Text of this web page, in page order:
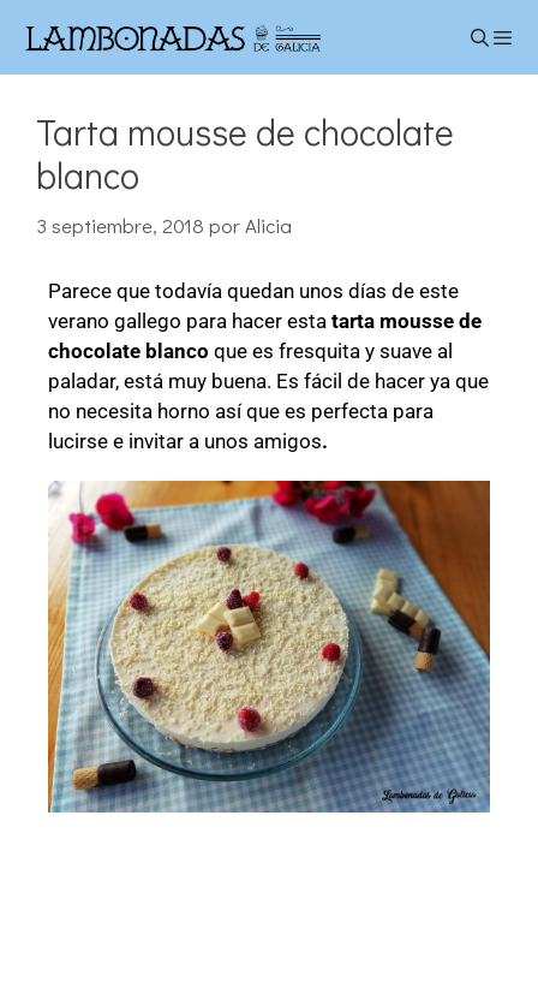
Tarta mousse de chocolate
blanco
3 septiembre, 2018 porAlicia
Parece que todavía quedan unos días de este
verano gallego para hacer esta tarta mousse de
chocolate blanco que es fresquita y suave al
paladar, está muy buena. Es fácil de hacer ya que
no necesita horno así que es perfecta para
lucirse e invitar a unos amigos.